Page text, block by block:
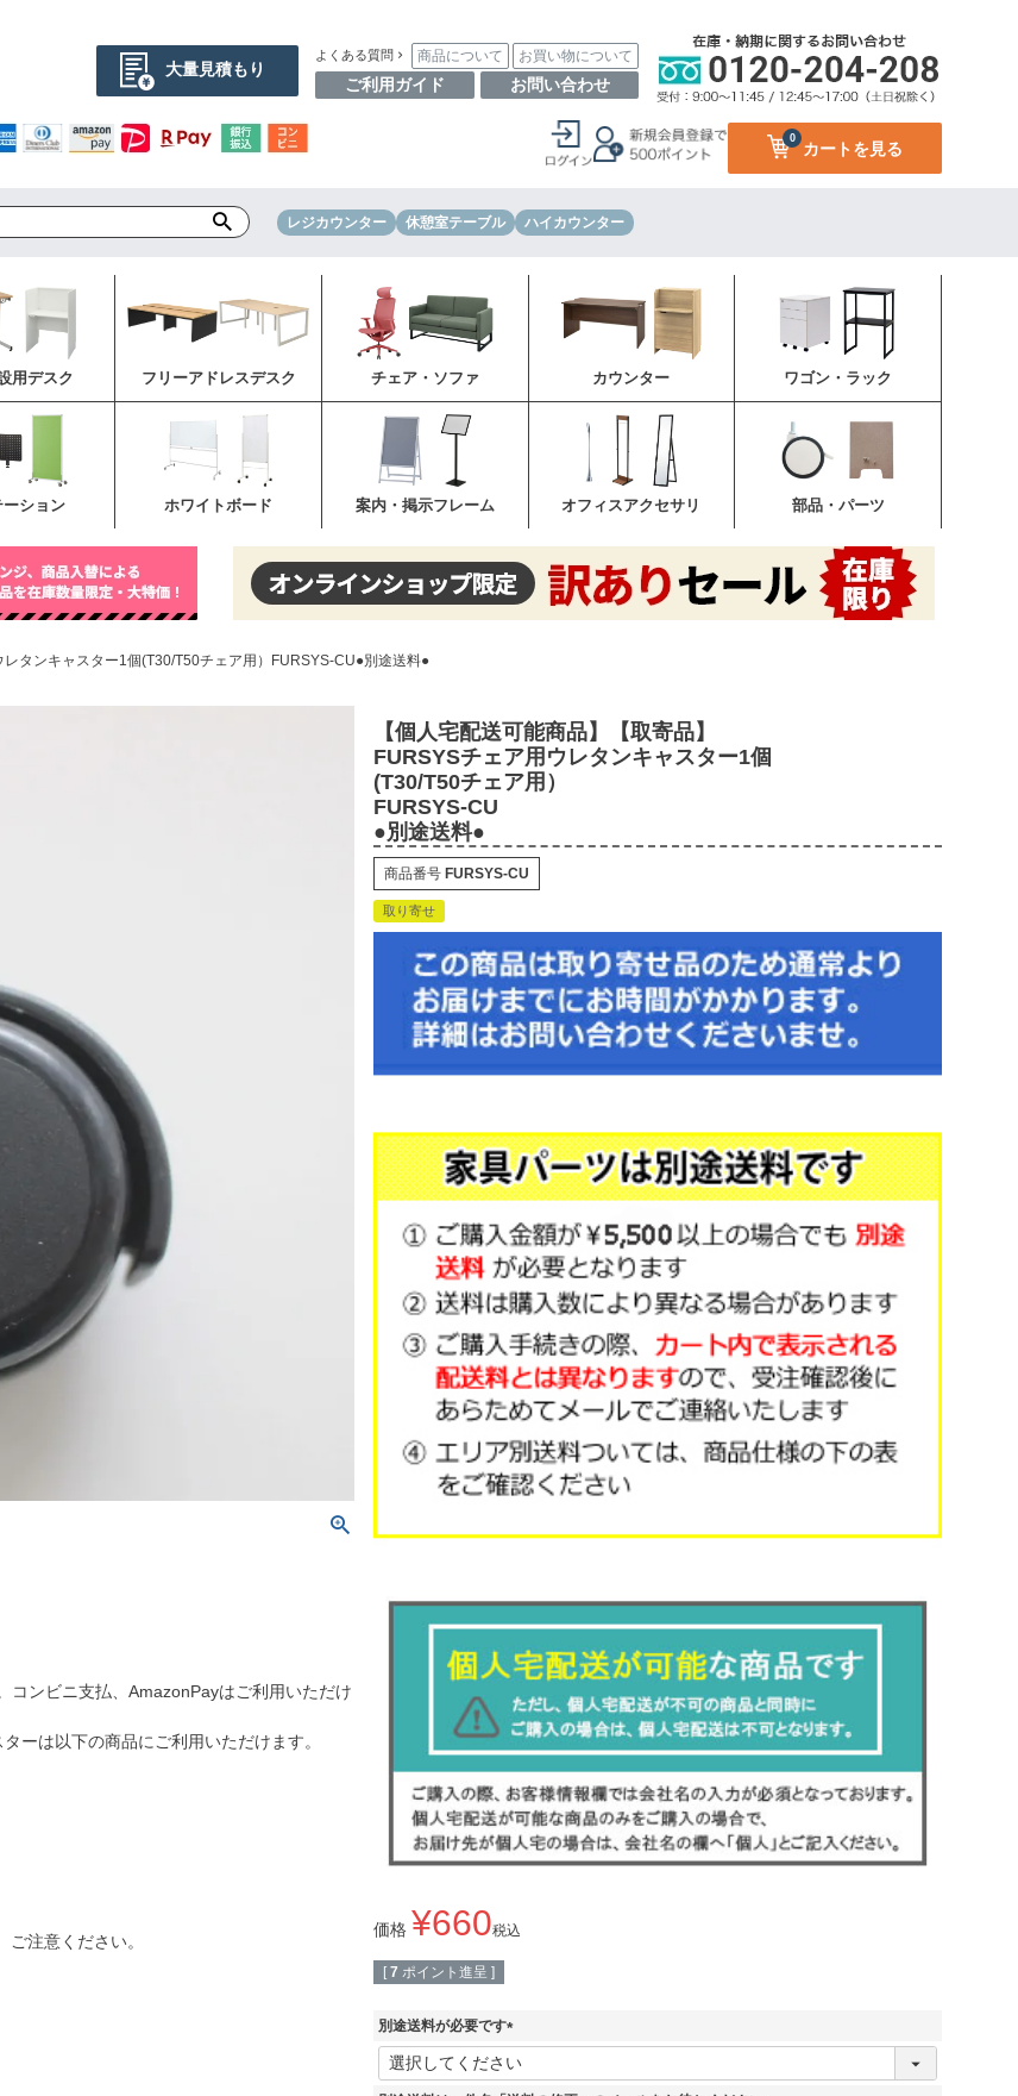
大量見積もり
よくある質問 商品について お買い物について
ご利用ガイド お問い合わせ
カートを見る
0
レジカウンター 休憩室テーブル ハイカウンター
用デスク フリーアドレスデスク チェア・ソファ カウンター ワゴン・ラック
ーション ホワイトボード 案内・掲示フレーム オフィスアクセサリ 部品・パーツ
タンキャスター1個(T30/T50チェア用）FURSYS-CU●別途送料●
コンビニ支払、AmazonPayはご利用いただけ
ーは以下の商品にご利用いただけます。
注意ください。
【個人宅配送可能商品】【取寄品】
FURSYSチェア用ウレタンキャスター1個
(T30/T50チェア用）
FURSYS-CU
●別途送料●
商品番号 FURSYS-CU
取り寄せ
価格 ¥660税込
[ 7 ポイント進呈 ]
別途送料が必要です
(
必